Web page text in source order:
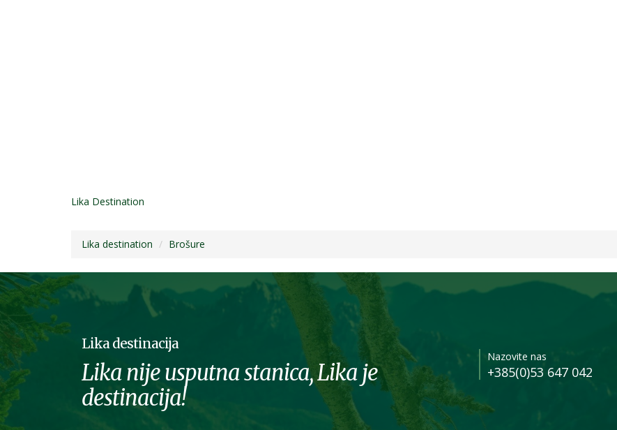
Lika Destination
Lika destination Brošure
Lika destinacija
Lika nije usputna stanica, Lika je
destinacija!
Nazovite nas
+385(0)53 647 042